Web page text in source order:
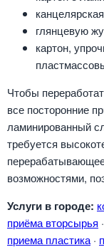
глянцевую
картон,
Чтобы
все посторонние
ламинированный
требуется
возможностями,
Услуги в городе:
приёма вторсырья ·
приема пластика ·